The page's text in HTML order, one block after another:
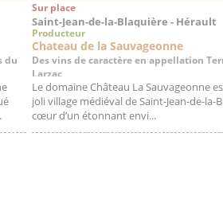
du
Sur place
Saint-Jean-de-la-Blaquière - Hérault
Producteur
Chateau de la Sauvageonne
Des vins de caractère en appellation
Larzac
Le domaine Château La Sauvageonne
joli village médiéval de Saint-Jean-de-la-
cœur d’un étonnant envi...